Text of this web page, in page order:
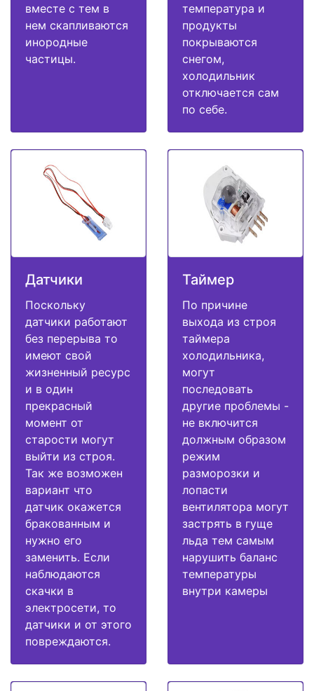
вместе с тем в
нем скапливаются
инородные
частицы.
температура и
продукты
покрываются
снегом,
холодильник
отключается сам
по себе.
Датчики
Поскольку
датчики работают
без перерыва то
имеют свой
жизненный ресурс
и в один
прекрасный
момент от
старости могут
выйти из строя.
Так же возможен
вариант что
датчик окажется
бракованным и
нужно его
заменить. Если
наблюдаются
скачки в
электросети, то
датчики и от этого
повреждаются.
Таймер
По причине
выхода из строя
таймера
холодильника,
могут
последовать
другие проблемы -
не включится
должным образом
режим
разморозки и
лопасти
вентилятора могут
застрять в гуще
льда тем самым
нарушить баланс
температуры
внутри камеры